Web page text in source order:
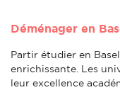
Déménager en
Partir étudier en
enrichissante. Les
leur excellence